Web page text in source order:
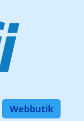
Webbutik